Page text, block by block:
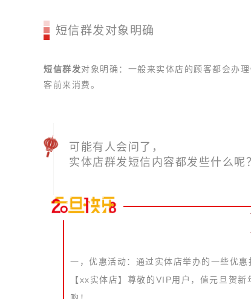
短信群发对象明确
短信群发对象明确：一般来实体店的顾客都会办
客前来消费。
可能有人会问了，
实体店群发短信内容都发些什么呢
一，优惠活动：通过实体店举办的一些优惠
【xx实体店】尊敬的VIP用户，值元旦贺